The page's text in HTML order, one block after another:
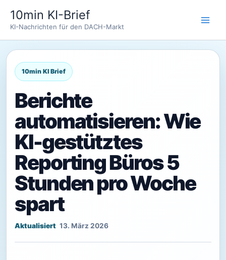
Inhalt
springen
10min KI-Brief
KI-Nachrichten für den DACH-Markt
Berichte
automatisieren: Wie
KI-gestütztes
Reporting Büros 5
Stunden pro Woche
spart
13. März 2026